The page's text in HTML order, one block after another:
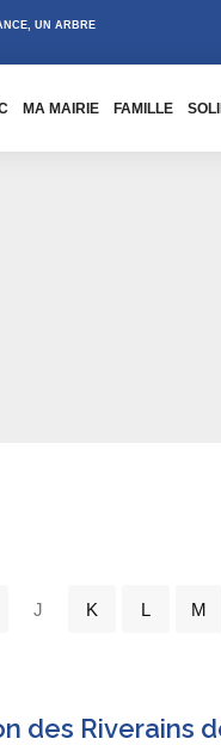
UN ARBRE
MA MAIRIE FAMILLE
J K L M
des Riverains